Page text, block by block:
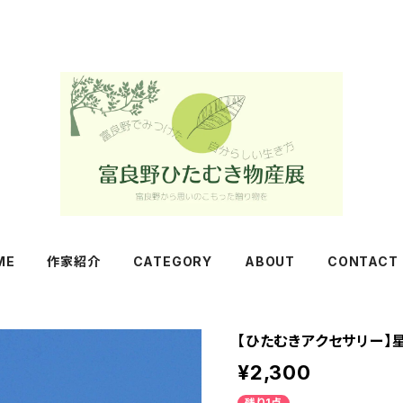
作家紹介 CATEGORY ABOUT CONTACT
【ひたむきアクセサリー】
¥2,300